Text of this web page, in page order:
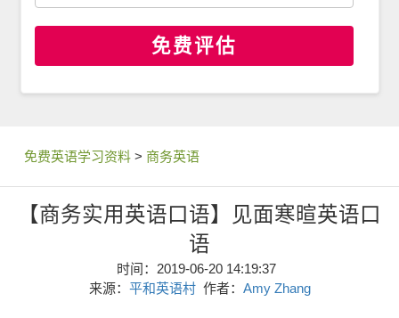
免费评估
免费英语学习资料> 商务英语
【商务实用英语口语】见面寒暄英语口
语
时间：2019-06-20 14:19:37
来源： 平和英语村作者： Amy Zhang